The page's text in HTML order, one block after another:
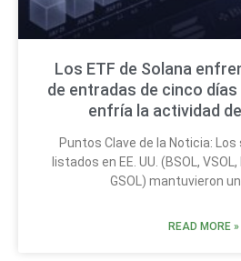
Los ETF de Solana
de entradas de cinco días
enfría la actividad
Puntos Clave de la Noticia: Los
listados en EE. UU. (BSOL,
GSOL) mantuvieron
READ MORE »